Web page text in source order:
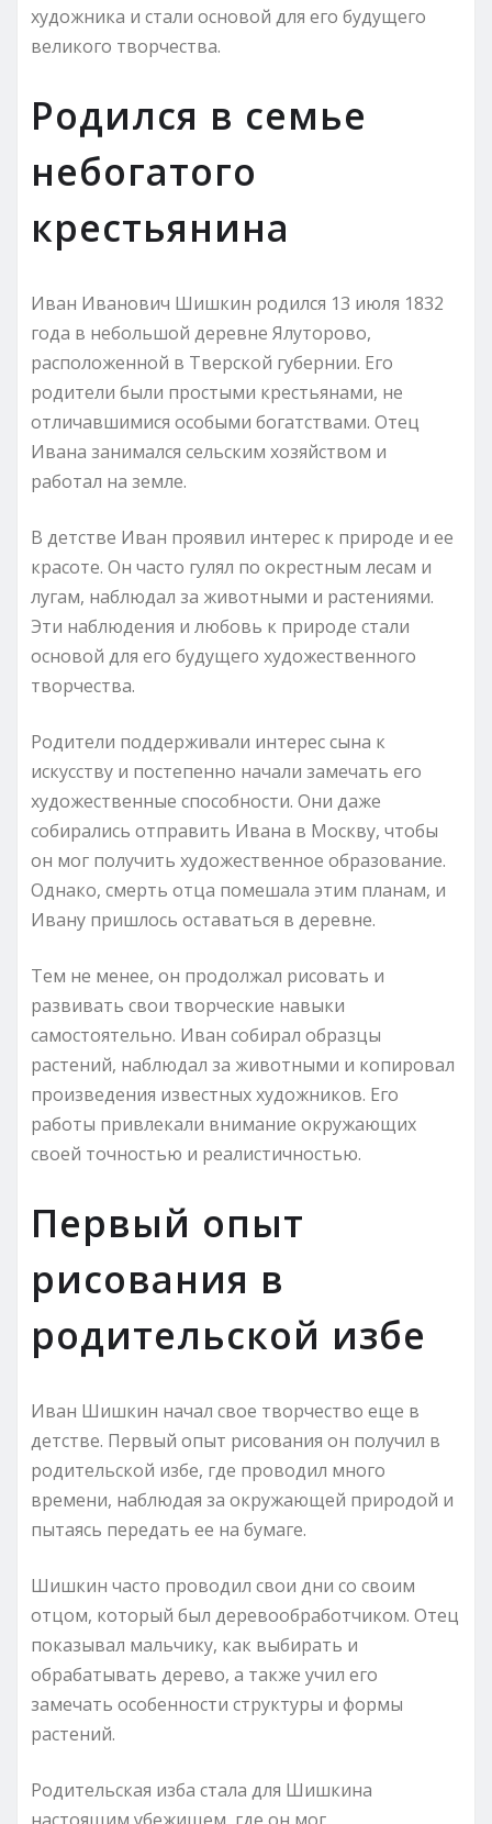
художника и стали основой для его будущего
великого творчества.
Родился в семье
небогатого
крестьянина
Иван Иванович Шишкин родился 13 июля 1832
года в небольшой деревне Ялуторово,
расположенной в Тверской губернии. Его
родители были простыми крестьянами, не
отличавшимися особыми богатствами. Отец
Ивана занимался сельским хозяйством и
работал на земле.
В детстве Иван проявил интерес к природе и ее
красоте. Он часто гулял по окрестным лесам и
лугам, наблюдал за животными и растениями.
Эти наблюдения и любовь к природе стали
основой для его будущего художественного
творчества.
Родители поддерживали интерес сына к
искусству и постепенно начали замечать его
художественные способности. Они даже
собирались отправить Ивана в Москву, чтобы
он мог получить художественное образование.
Однако, смерть отца помешала этим планам, и
Ивану пришлось оставаться в деревне.
Тем не менее, он продолжал рисовать и
развивать свои творческие навыки
самостоятельно. Иван собирал образцы
растений, наблюдал за животными и копировал
произведения известных художников. Его
работы привлекали внимание окружающих
своей точностью и реалистичностью.
Первый опыт
рисования в
родительской избе
Иван Шишкин начал свое творчество еще в
детстве. Первый опыт рисования он получил в
родительской избе, где проводил много
времени, наблюдая за окружающей природой и
пытаясь передать ее на бумаге.
Шишкин часто проводил свои дни со своим
отцом, который был деревообработчиком. Отец
показывал мальчику, как выбирать и
обрабатывать дерево, а также учил его
замечать особенности структуры и формы
растений.
Родительская изба стала для Шишкина